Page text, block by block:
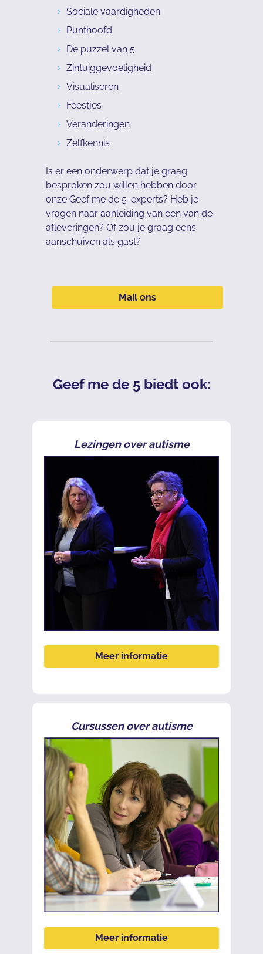
Sociale vaardigheden
Punthoofd
De puzzel van 5
Zintuiggevoeligheid
Visualiseren
Feestjes
Veranderingen
Zelfkennis
Is er een onderwerp dat je graag
besproken zou willen hebben door
onze Geef me de 5-experts? Heb je
vragen naar aanleiding van een van de
afleveringen? Of zou je graag eens
aanschuiven als gast?
Mail ons
Geef me de 5 biedt ook:
Lezingen over autisme
Meer informatie
Cursussen over autisme
Meer informatie